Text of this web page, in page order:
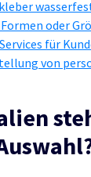
oder
für
von